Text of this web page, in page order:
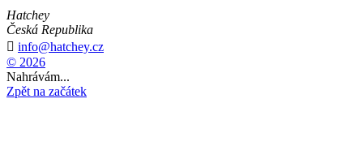
Hatchey
Česká Republika
 info@hatchey.cz
© 2026
Nahrávám...
Zpět na začátek